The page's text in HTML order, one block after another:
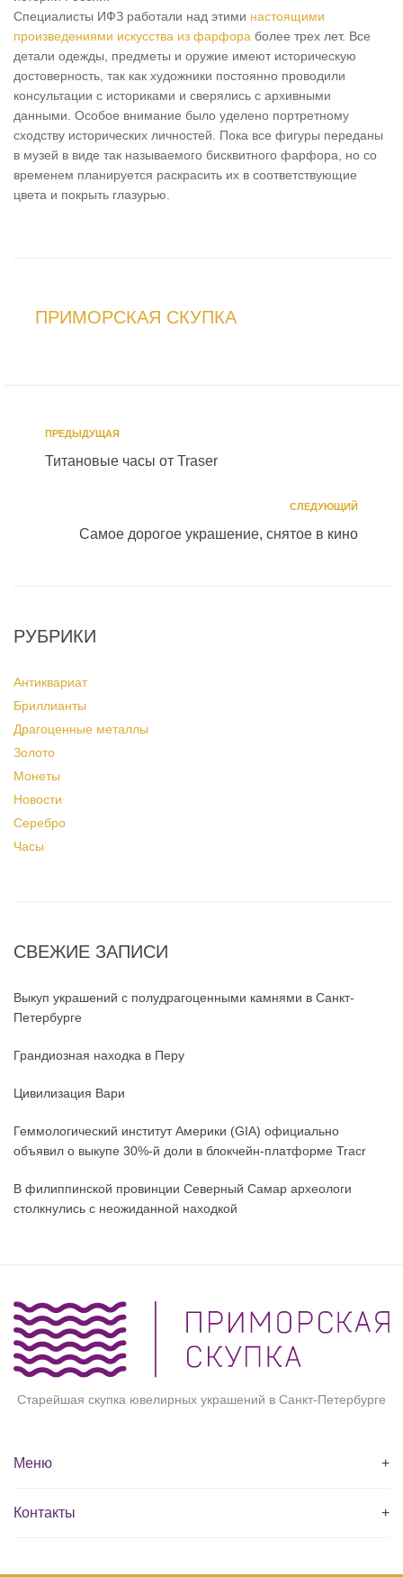
Специалисты ИФЗ работали над этими настоящими
произведениями искусства из фарфора более трех лет. Все
детали одежды, предметы и оружие имеют историческую
достоверность, так как художники постоянно проводили
консультации с историками и сверялись с архивными
данными. Особое внимание было уделено портретному
сходству исторических личностей. Пока все фигуры переданы
в музей в виде так называемого бисквитного фарфора, но со
временем планируется раскрасить их в соответствующие
цвета и покрыть глазурью.
ПРИМОРСКАЯ СКУПКА
ПРЕДЫДУЩАЯ
Титановые часы от Traser
СЛЕДУЮЩИЙ
Самое дорогое украшение, снятое в кино
РУБРИКИ
Антиквариат
Бриллианты
Драгоценные металлы
Золото
Монеты
Новости
Серебро
Часы
СВЕЖИЕ ЗАПИСИ
Выкуп украшений с полудрагоценными камнями в Санкт-
Петербурге
Грандиозная находка в Перу
Цивилизация Вари
Геммологический институт Америки (GIA) официально
объявил о выкупе 30%-й доли в блокчейн-платформе Tracr
В филиппинской провинции Северный Самар археологи
столкнулись с неожиданной находкой
Старейшая скупка ювелирных украшений в Санкт-Петербурге
Меню +
Контакты +